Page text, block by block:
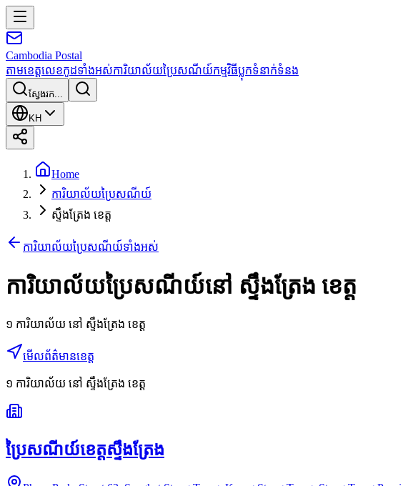
Cambodia Postal
តាមខេត្តលេខកូដទាំងអស់ការិយាល័យប្រៃសណីយ៍កម្មវិធីប្លុកទំនាក់ទំនង
ស្វែងរក...
KH
Home
ការិយាល័យប្រៃសណីយ៍
ស្ទឹងត្រែង ខេត្ត
ការិយាល័យប្រៃសណីយ៍ទាំងអស់
ការិយាល័យប្រៃសណីយ៍នៅ ស្ទឹងត្រែង ខេត្ត
១ ការិយាល័យ នៅ ស្ទឹងត្រែង ខេត្ត
មើលព័ត៌មានខេត្ត
១ ការិយាល័យ នៅ ស្ទឹងត្រែង ខេត្ត
ប្រៃសណីយ៍ខេត្តស្ទឹងត្រែង